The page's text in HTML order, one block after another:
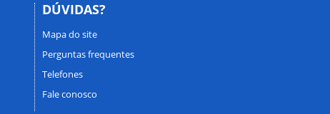
DÚVIDAS?
Mapa do site
Perguntas frequentes
Telefones
Fale conosco